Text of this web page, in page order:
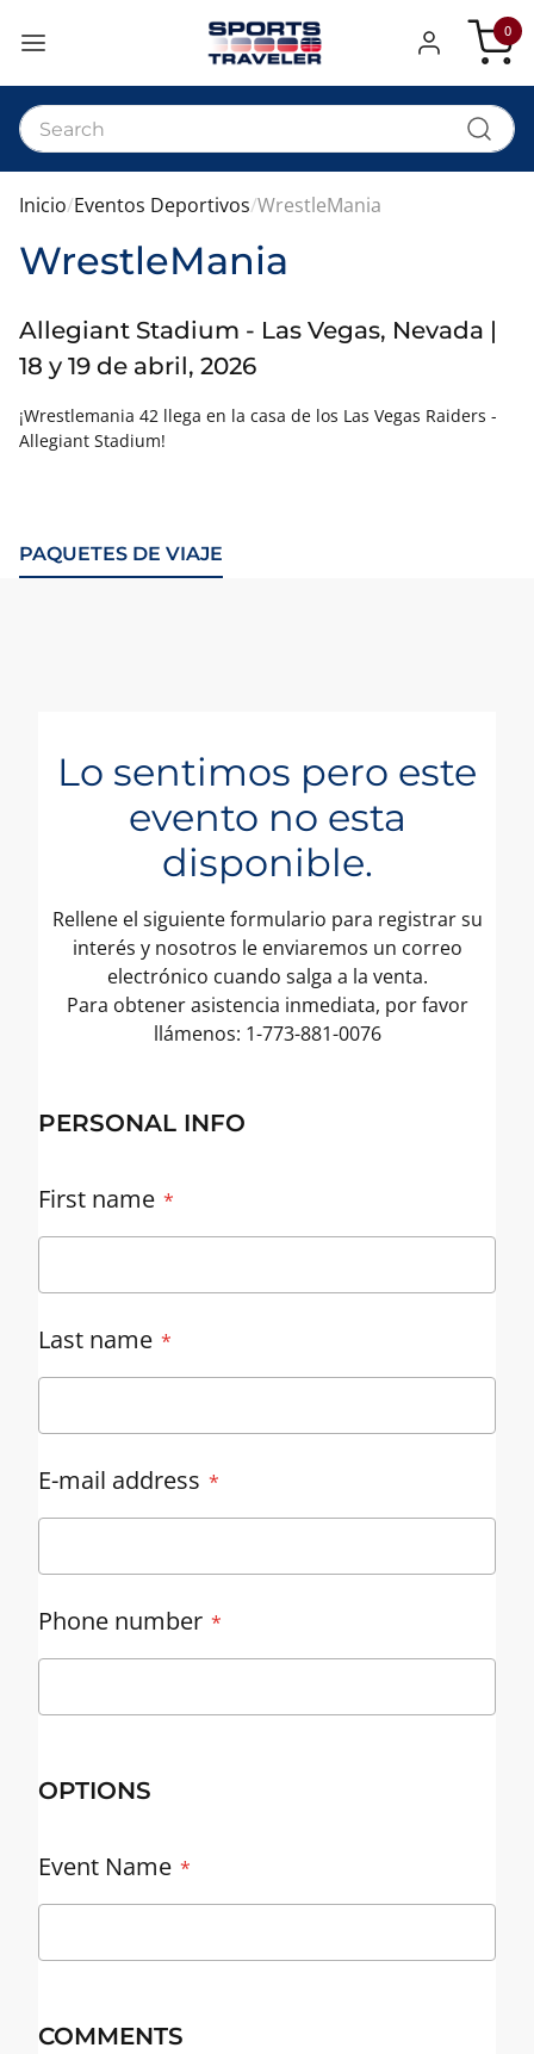
Mi
0
Inicio Eventos Deportivos WrestleMania
WrestleMania
Allegiant Stadium - Las Vegas, Nevada |
18 y 19 de abril, 2026
¡Wrestlemania 42 llega en la casa de los Las Vegas Raiders -
Allegiant Stadium!
PAQUETES DE VIAJE
Lo sentimos pero este
evento no esta
disponible.
Rellene el siguiente formulario para registrar su
interés y nosotros le enviaremos un correo
electrónico cuando salga a la venta.
Para obtener asistencia inmediata, por favor
llámenos: 1-773-881-0076
PERSONAL INFO
First name
Last name
E-mail address
Phone number
OPTIONS
Event Name
COMMENTS